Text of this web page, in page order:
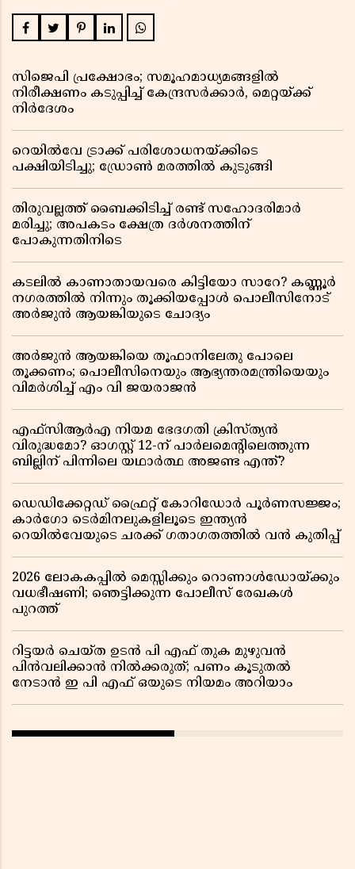
സിജെപി പ്രക്ഷോഭം; സമൂഹമാധ്യമങ്ങളിൽ
നിരീക്ഷണം കടുപ്പിച്ച് കേന്ദ്രസർക്കാർ, മെറ്റയ്ക്ക്
നിർദേശം
റെയിൽവേ ട്രാക്ക് പരിശോധനയ്ക്കിടെ
പക്ഷിയിടിച്ചു; ഡ്രോൺ മരത്തിൽ കുടുങ്ങി
തിരുവല്ലത്ത് ബൈക്കിടിച്ച് രണ്ട് സഹോദരിമാർ
മരിച്ചു; അപകടം ക്ഷേത്ര ദർശനത്തിന്
പോകുന്നതിനിടെ
കടലിൽ കാണാതായവരെ കിട്ടിയോ സാറേ? കണ്ണൂർ
നഗരത്തിൽ നിന്നും തൂക്കിയപ്പോൾ പൊലീസിനോട്
അർജുൻ ആയങ്കിയുടെ ചോദ്യം
അർജുൻ ആയങ്കിയെ തൂഫാനിലേതു പോലെ
തൂക്കണം; പൊലീസിനെയും ആഭ്യന്തരമന്ത്രിയെയും
വിമർശിച്ച് എം വി ജയരാജൻ
എഫ്സിആർഎ നിയമ ഭേദഗതി ക്രിസ്ത്യൻ
വിരുദ്ധമോ? ഓഗസ്റ്റ് 12-ന് പാർലമെന്റിലെത്തുന്ന
ബില്ലിന് പിന്നിലെ യഥാർത്ഥ അജണ്ട എന്ത്?
ഡെഡിക്കേറ്റഡ് ഫ്രൈറ്റ് കോറിഡോർ പൂർണസജ്ജം;
കാർഗോ ടെർമിനലുകളിലൂടെ ഇന്ത്യൻ
റെയിൽവേയുടെ ചരക്ക് ഗതാഗതത്തിൽ വൻ കുതിപ്പ്
2026 ലോകകപ്പിൽ മെസ്സിക്കും റൊണാൾഡോയ്ക്കും
വധഭീഷണി; ഞെട്ടിക്കുന്ന പോലീസ് രേഖകൾ
പുറത്ത്
റിട്ടയർ ചെയ്ത ഉടൻ പി എഫ് തുക മുഴുവൻ
പിൻവലിക്കാൻ നിൽക്കരുത്; പണം കൂടുതൽ
നേടാൻ ഇ പി എഫ് ഒയുടെ നിയമം അറിയാം